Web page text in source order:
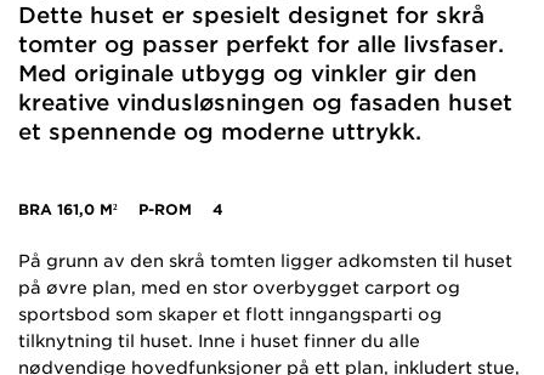
Dette huset er spesielt designet for skrå
tomter og passer perfekt for alle livsfaser.
Med originale utbygg og vinkler gir den
kreative vindusløsningen og fasaden huset
et spennende og moderne uttrykk.
BRA 161,0 M² P-ROM 4
På grunn av den skrå tomten ligger adkomsten til huset
på øvre plan, med en stor overbygget carport og
sportsbod som skaper et flott inngangsparti og
tilknytning til huset. Inne i huset finner du alle
nødvendige hovedfunksjoner på ett plan, inkludert stue,